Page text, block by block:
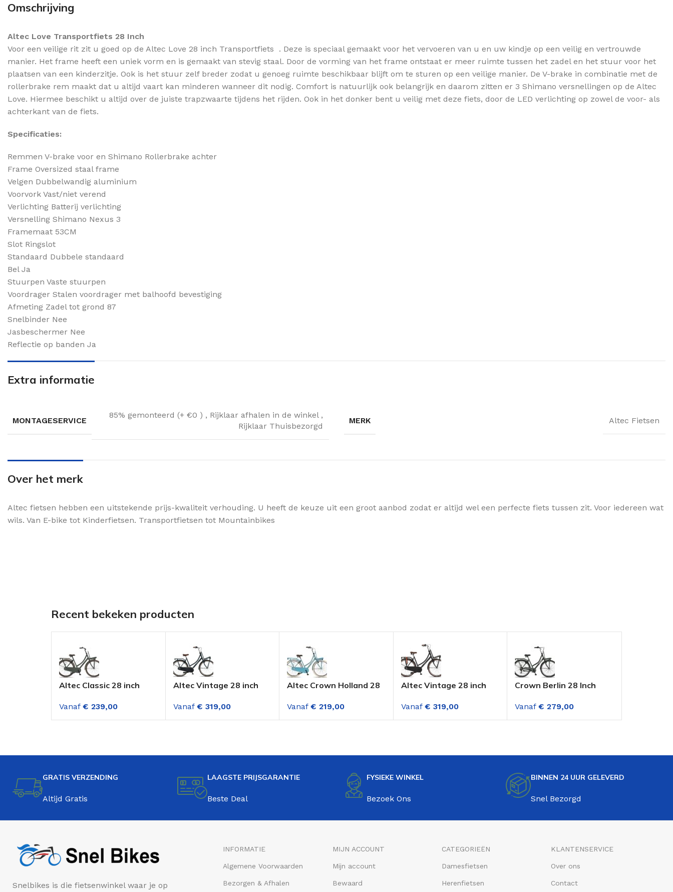
Omschrijving
Altec Love Transportfiets 28 Inch
Voor een veilige rit zit u goed op de Altec Love 28 inch Transportfiets . Deze is speciaal gemaakt voor het vervoeren van u en uw kindje op een veilig en vertrouwde
manier. Het frame heeft een uniek vorm en is gemaakt van stevig staal. Door de vorming van het frame ontstaat er meer ruimte tussen het zadel en het stuur voor het
plaatsen van een kinderzitje. Ook is het stuur zelf breder zodat u genoeg ruimte beschikbaar blijft om te sturen op een veilige manier. De V-brake in combinatie met de
rollerbrake rem maakt dat u altijd vaart kan minderen wanneer dit nodig. Comfort is natuurlijk ook belangrijk en daarom zitten er 3 Shimano versnellingen op de Altec
Love. Hiermee beschikt u altijd over de juiste trapzwaarte tijdens het rijden. Ook in het donker bent u veilig met deze fiets, door de LED verlichting op zowel de voor- als
achterkant van de fiets.
Specificaties:
Remmen V-brake voor en Shimano Rollerbrake achter
Frame Oversized staal frame
Velgen Dubbelwandig aluminium
Voorvork Vast/niet verend
Verlichting Batterij verlichting
Versnelling Shimano Nexus 3
Framemaat 53CM
Slot Ringslot
Standaard Dubbele standaard
Bel Ja
Stuurpen Vaste stuurpen
Voordrager Stalen voordrager met balhoofd bevestiging
Afmeting Zadel tot grond 87
Snelbinder Nee
Jasbeschermer Nee
Reflectie op banden Ja
Extra informatie
MONTAGESERVICE
85% gemonteerd (+ €0 ) , Rijklaar afhalen in de winkel ,
Rijklaar Thuisbezorgd
MERK Altec Fietsen
Over het merk
Altec fietsen hebben een uitstekende prijs-kwaliteit verhouding. U heeft de keuze uit een groot aanbod zodat er altijd wel een perfecte fiets tussen zit. Voor iedereen wat
wils. Van E-bike tot Kinderfietsen. Transportfietsen tot Mountainbikes
Recent bekeken producten
Altec Classic 28 inch
Army Green
Vanaf € 239,00
Altec Vintage 28 inch
versnellingen Jeans
Blauw
Vanaf € 319,00
Altec Crown Holland 28
Dame Mystique Blue
Vanaf € 219,00
Altec Vintage 28 inch
versnellingen Mat Zwart
Vanaf € 319,00
Crown Berlin 28 Inch
Versnellingen Army
Green
Vanaf € 279,00
GRATIS VERZENDING
Altijd Gratis
LAAGSTE PRIJSGARANTIE
Beste Deal
FYSIEKE WINKEL
Bezoek Ons
BINNEN 24 UUR GELEVERD
Snel Bezorgd
Snelbikes is die fietsenwinkel waar je op
INFORMATIE
Algemene Voorwaarden
Bezorgen & Afhalen
MIJN ACCOUNT
Mijn account
Bewaard
CATEGORIEËN
Damesfietsen
Herenfietsen
KLANTENSERVICE
Over ons
Contact